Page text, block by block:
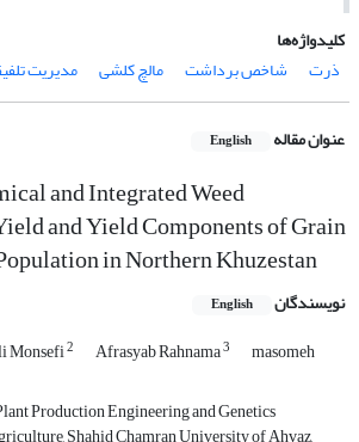
کلیدواژه‌ها
ذرت
شاخص برداشت مالچ کلشی مدیریت
عنوان مقاله English
and Integrated Weed
and Yield Components of Grain
in Northern ‎Khuzestan
نویسندگان English
Monsefi2 Afrasyab Rahnama3 masomeh
Production Engineering and Genetics